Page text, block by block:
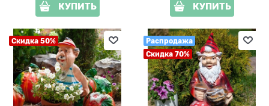
КУПИТЬ КУПИТЬ
Скидка 50%
Распродажа
Скидка 70%